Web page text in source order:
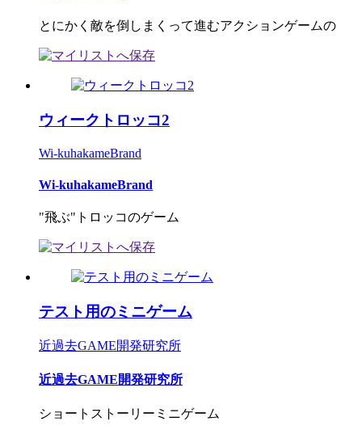
とにかく敵を倒しまくって進むアクションゲームの
ウィークトロッコ2
Wi-kuhakameBrand
Wi-kuhakameBrand
"飛ぶ"トロッコのゲーム
テスト用のミニゲーム
近過去GAME開発研究所
近過去GAME開発研究所
ショートストーリーミニゲーム